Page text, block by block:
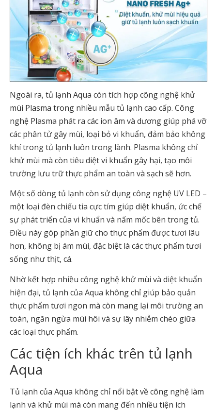
Ngoài ra, tủ lạnh Aqua còn tích hợp công nghệ khử
mùi Plasma trong nhiều mẫu tủ lạnh cao cấp. Công
nghệ Plasma phát ra các ion âm và dương giúp phá vỡ
các phân tử gây mùi, loại bỏ vi khuẩn, đảm bảo không
khí trong tủ lạnh luôn trong lành. Plasma không chỉ
khử mùi mà còn tiêu diệt vi khuẩn gây hại, tạo môi
trường lưu trữ thực phẩm an toàn và sạch sẽ hơn.
Một số dòng tủ lạnh còn sử dụng công nghệ UV LED –
một loại đèn chiếu tia cực tím giúp diệt khuẩn, ức chế
sự phát triển của vi khuẩn và nấm mốc bên trong tủ.
Điều này góp phần giữ cho thực phẩm được tươi lâu
hơn, không bị ám mùi, đặc biệt là các thực phẩm tươi
sống như thịt, cá.
Nhờ kết hợp nhiều công nghệ khử mùi và diệt khuẩn
hiện đại, tủ lạnh của Aqua không chỉ giúp bảo quản
thực phẩm tươi ngon mà còn mang lại môi trường an
toàn, ngăn ngừa mùi hôi và sự lây nhiễm chéo giữa
các loại thực phẩm.
Các tiện ích khác trên tủ lạnh
Aqua
Tủ lạnh của Aqua không chỉ nổi bật về công nghệ làm
lạnh và khử mùi mà còn mang đến nhiều tiện ích